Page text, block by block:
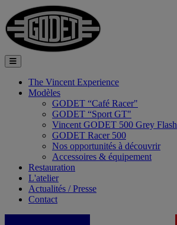
The Vincent Experience
Modèles
GODET “Café Racer"
GODET “Sport GT"
Vincent GODET 500 Grey Flash
GODET Racer 500
Nos opportunités à découvrir
Accessoires & équipement
Restauration
L'atelier
Actualités / Presse
Contact